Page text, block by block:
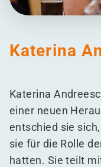
Katerina
Katerina
einer neuen
entschied sie
sie für die Rolle
hatten. Sie teilt